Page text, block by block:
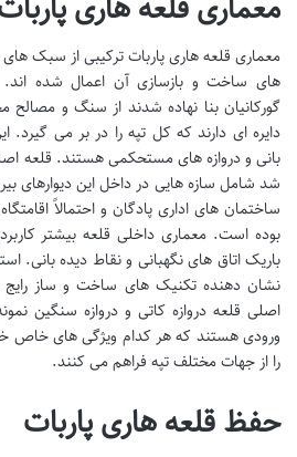
معماری قلعه هاری پاربات ترکیبی از سبک
های ساخت و بازسازی آن اعمال شده اند.
گورکانیان بنا نهاده شدند از سنگ و
دایره ای دارند که کل تپه را در بر می گیرد.
بانی و دروازه های مستحکمی هستند. قلعه
شد شامل سازه هایی در داخل این دیوارهای
ساختمان های اداری پادگان و احتمالاً
بوده است. معماری داخلی قلعه بیشتر
باریک اتاق های نگهبانی و نقاط دیده بانی.
نشان دهنده تکنیک های ساخت و ساز رایج
اصلی قلعه دروازه کاتی و دروازه سنگین
ورودی هستند که هر کدام ویژگی های خاص
را از جهات مختلف تپه فراهم می کنند.
حفظ قلعه هاری پاربات